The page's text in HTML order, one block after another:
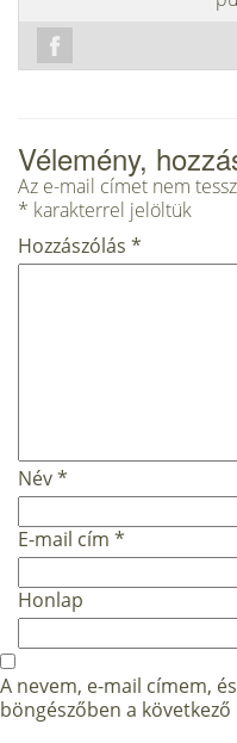
Vélemény,
Az e-mail címet nem
* karakterrel jelöltük
Hozzászólás *
Név*
E-mail cím *
Honlap
A nevem, e-mail címem,
böngészőben a